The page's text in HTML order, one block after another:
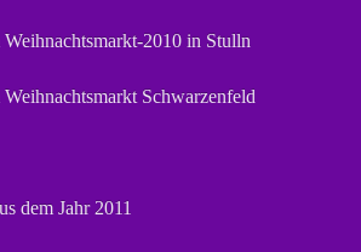
Weihnachtsmarkt-2010 in Stulln
Weihnachtsmarkt Schwarzenfeld
dem Jahr 2011